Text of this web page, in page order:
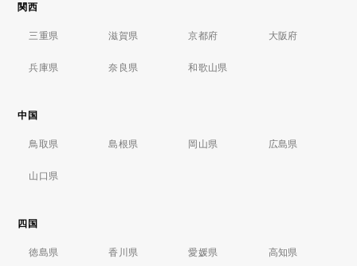
関西
三重県 滋賀県 京都府 大阪府
兵庫県 奈良県 和歌山県
中国
鳥取県 島根県 岡山県 広島県
山口県
四国
徳島県 香川県 愛媛県 高知県